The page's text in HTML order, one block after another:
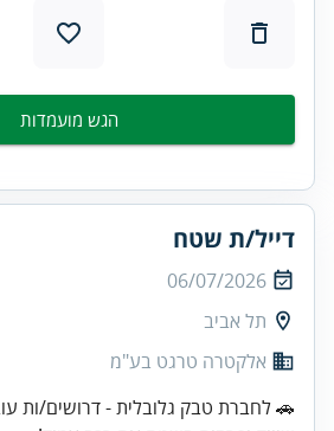
הגש מועמדות
דייל/ת שטח
06/07/2026
תל אביב
אלקטרה טרגט בע"מ
🚗 לחברת טבק גלובלית - דרושים/ות